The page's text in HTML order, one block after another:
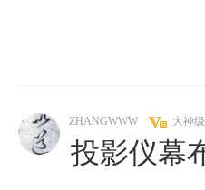
ZHANGWWW 大神
投影仪幕